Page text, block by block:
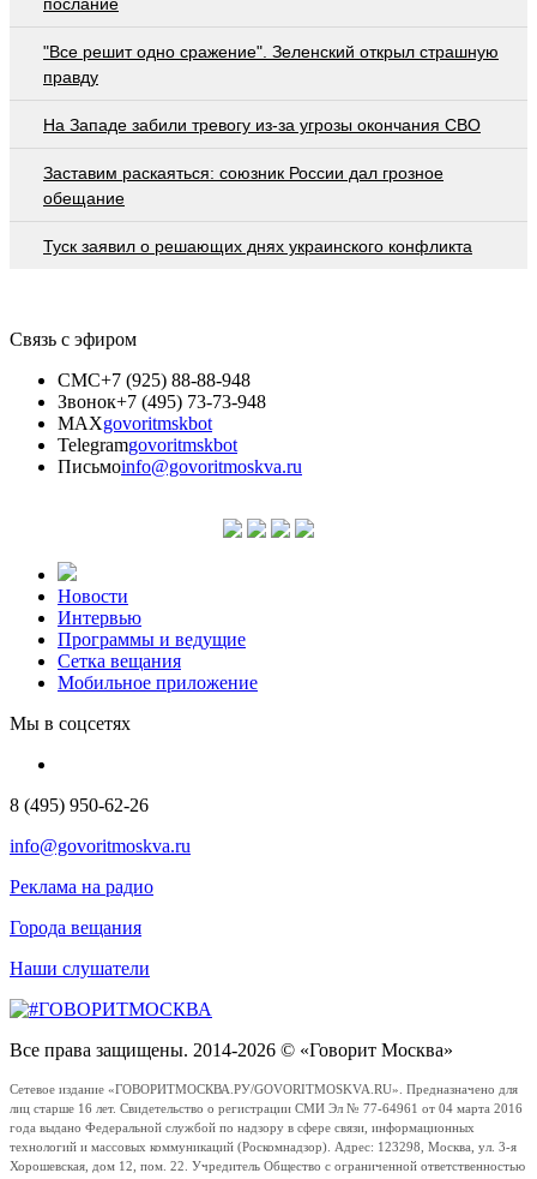
"Все решит одно сражение". Зеленский открыл страшную
правду
На Западе забили тревогу из-за угрозы окончания СВО
Заставим раскаяться: союзник России дал грозное
обещание
Туск заявил о решающих днях украинского конфликта
Связь с эфиром
СМС+7 (925) 88-88-948
Звонок+7 (495) 73-73-948
MAXgovoritmskbot
Telegramgovoritmskbot
Письмоinfo@govoritmoskva.ru
Новости
Интервью
Программы и ведущие
Сетка вещания
Мобильное приложение
Мы в соцсетях
8 (495) 950-62-26
info@govoritmoskva.ru
Реклама на радио
Города вещания
Наши слушатели
Все права защищены. 2014-2026 © «Говорит Москва»
Сетевое издание «ГОВОРИТМОСКВА.РУ/GOVORITMOSKVA.RU». Предназначено для
лиц старше 16 лет. Свидетельство о регистрации СМИ Эл № 77-64961 от 04 марта 2016
года выдано Федеральной службой по надзору в сфере связи, информационных
технологий и массовых коммуникаций (Роскомнадзор). Адрес: 123298, Москва, ул. 3-я
Хорошевская, дом 12, пом. 22. Учредитель Общество с ограниченной ответственностью